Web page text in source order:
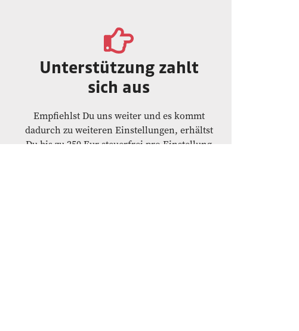
Unterstützung zahlt
sich aus
Empfiehlst Du uns weiter und es kommt
dadurch zu weiteren Einstellungen, erhältst
Du bis zu 250 Eur steuerfrei pro Einstellung